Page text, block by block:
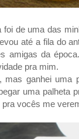
de uma das
até a fila do
amigas da
pra mim.
ganhei uma
uma palheta
vocês me